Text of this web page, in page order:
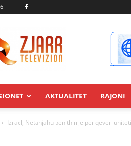
AKTUALITET RAJONI
Izrael, Netanjahu bën thirrje për qeveri uniteti